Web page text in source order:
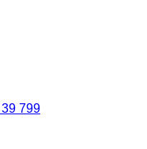
39 799